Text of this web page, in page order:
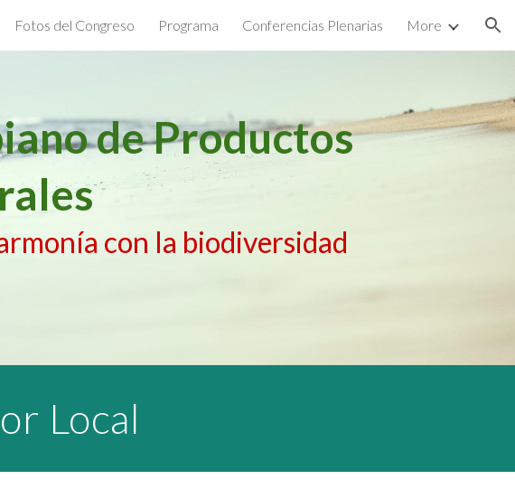
Skip to navigation
Fotos del Congreso Programa Conferencias Plenarias More
de Productos
con la biodiversidad
Local